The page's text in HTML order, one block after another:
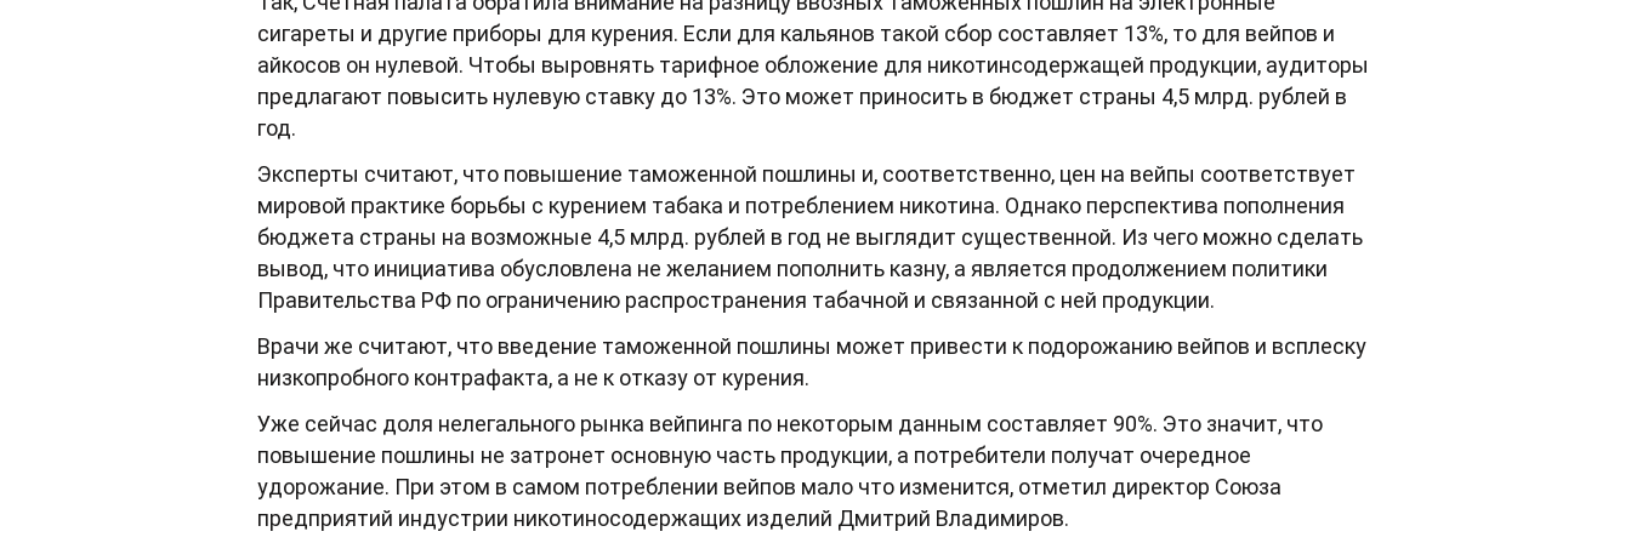
сигареты и другие приборы для курения. Если для кальянов такой сбор составляет 13%, то для вейпов и
айкосов он нулевой. Чтобы выровнять тарифное обложение для никотинсодержащей продукции, аудиторы
предлагают повысить нулевую ставку до 13%. Это может приносить в бюджет страны 4,5 млрд. рублей в
год.
Эксперты считают, что повышение таможенной пошлины и, соответственно, цен на вейпы соответствует
мировой практике борьбы с курением табака и потреблением никотина. Однако перспектива пополнения
бюджета страны на возможные 4,5 млрд. рублей в год не выглядит существенной. Из чего можно сделать
вывод, что инициатива обусловлена не желанием пополнить казну, а является продолжением политики
Правительства РФ по ограничению распространения табачной и связанной с ней продукции.
Врачи же считают, что введение таможенной пошлины может привести к подорожанию вейпов и всплеску
низкопробного контрафакта, а не к отказу от курения.
Уже сейчас доля нелегального рынка вейпинга по некоторым данным составляет 90%. Это значит, что
повышение пошлины не затронет основную часть продукции, а потребители получат очередное
удорожание. При этом в самом потреблении вейпов мало что изменится, отметил директор Союза
предприятий индустрии никотиносодержащих изделий Дмитрий Владимиров.